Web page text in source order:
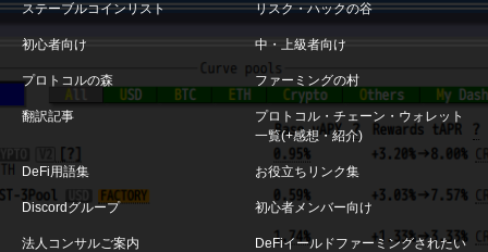
ステーブルコインリスト リスク・ハックの谷
初心者向け 中・上級者向け
プロトコルの森 ファーミングの村
翻訳記事
プロトコル・チェーン・ウォレット
一覧(+感想・紹介)
DeFi用語集 お役立ちリンク集
Discordグループ 初心者メンバー向け
法人コンサルご案内
DeFiイールドファーミングされたい